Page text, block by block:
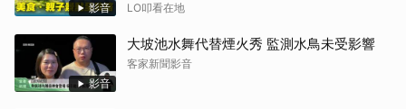
影音 LO叩看在地
影音
大坡池水舞代替煙火秀 監測水鳥未受影響
客家新聞影音